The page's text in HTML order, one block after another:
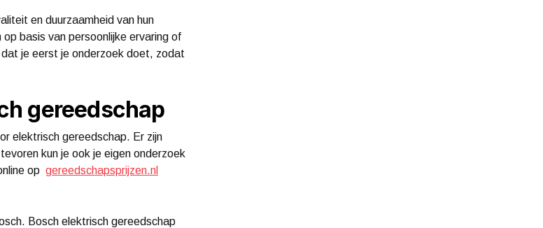
en duurzaamheid van hun
basis van persoonlijke ervaring of
je eerst je onderzoek doet, zodat
gereedschap
elektrisch gereedschap. Er zijn
kun je ook je eigen onderzoek
op gereedschapsprijzen.nl
Bosch elektrisch gereedschap